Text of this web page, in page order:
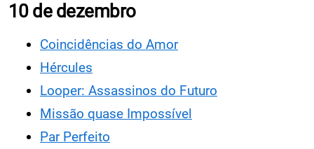
10 de dezembro
Coincidências do Amor
Hércules
Looper: Assassinos do Futuro
Missão quase Impossível
Par Perfeito